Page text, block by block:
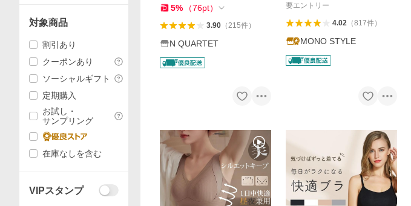
5% （76pt）
3.90（215件）
N QUARTET
要エントリー
4.02（817件）
MONO STYLE
対象商品
割引あり
クーポンあり
ソーシャルギフト
定期購入
お試し・
サンプリング
在庫なしを含む
VIPスタンプ